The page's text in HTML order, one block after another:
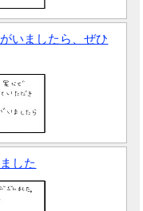
いましたら、ぜひ
した